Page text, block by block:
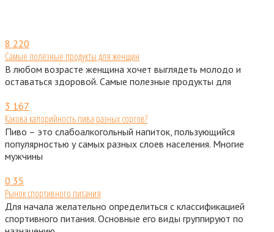
8 220
Самые полезные продукты для женщин
В любом возрасте женщина хочет выглядеть молодо и
оставаться здоровой. Самые полезные продукты для
3 167
Какова калорийность пива разных сортов?
Пиво – это слабоалкогольный напиток, пользующийся
популярностью у самых разных слоев населения. Многие
мужчины
0 35
Рынок спортивного питания
Для начала желательно определиться с классификацией
спортивного питания. Основные его виды группируют по